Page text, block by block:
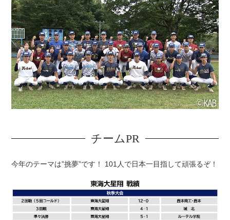
チームPR
今年のテーマは”挑夢”です！ 101人で日本一目指して頑張るぞ！